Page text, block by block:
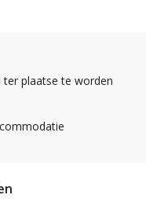
ter plaatse te worden